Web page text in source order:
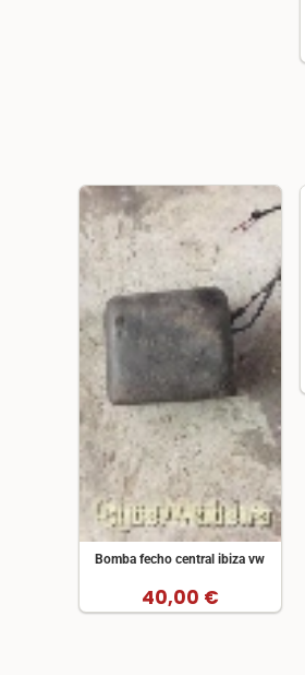
Bomba fecho central ibiza vw
40,00 €